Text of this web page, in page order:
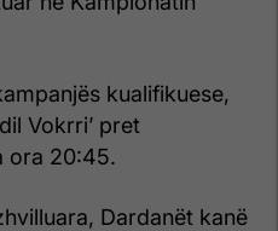
kualifikuese,
Vokrri’ pret
ora 20:45.
Dardanët kanë